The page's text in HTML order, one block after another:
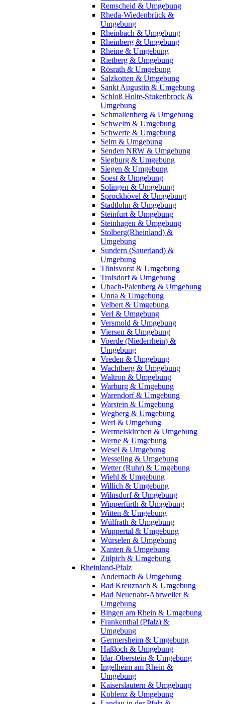
Remscheid & Umgebung
Rheda-Wiedenbrück &
Umgebung
Rheinbach & Umgebung
Rheinberg & Umgebung
Rheine & Umgebung
Rietberg & Umgebung
Rösrath & Umgebung
Salzkotten & Umgebung
Sankt Augustin & Umgebung
Schloß Holte-Stukenbrock &
Umgebung
Schmallenberg & Umgebung
Schwelm & Umgebung
Schwerte & Umgebung
Selm & Umgebung
Senden NRW & Umgebung
Siegburg & Umgebung
Siegen & Umgebung
Soest & Umgebung
Solingen & Umgebung
Sprockhövel & Umgebung
Stadtlohn & Umgebung
Steinfurt & Umgebung
Steinhagen & Umgebung
Stolberg(Rheinland) &
Umgebung
Sundern (Sauerland) &
Umgebung
Tönisvorst & Umgebung
Troisdorf & Umgebung
Übach-Palenberg & Umgebung
Unna & Umgebung
Velbert & Umgebung
Verl & Umgebung
Versmold & Umgebung
Viersen & Umgebung
Voerde (Niederrhein) &
Umgebung
Vreden & Umgebung
Wachtberg & Umgebung
Waltrop & Umgebung
Warburg & Umgebung
Warendorf & Umgebung
Warstein & Umgebung
Wegberg & Umgebung
Werl & Umgebung
Wermelskirchen & Umgebung
Werne & Umgebung
Wesel & Umgebung
Wesseling & Umgebung
Wetter (Ruhr) & Umgebung
Wiehl & Umgebung
Willich & Umgebung
Wilnsdorf & Umgebung
Wipperfürth & Umgebung
Witten & Umgebung
Wülfrath & Umgebung
Wuppertal & Umgebung
Würselen & Umgebung
Xanten & Umgebung
Zülpich & Umgebung
Rheinland-Pfalz
Andernach & Umgebung
Bad Kreuznach & Umgebung
Bad Neuenahr-Ahrweiler &
Umgebung
Bingen am Rhein & Umgebung
Frankenthal (Pfalz) &
Umgebung
Germersheim & Umgebung
Haßloch & Umgebung
Idar-Oberstein & Umgebung
Ingelheim am Rhein &
Umgebung
Kaiserslautern & Umgebung
Koblenz & Umgebung